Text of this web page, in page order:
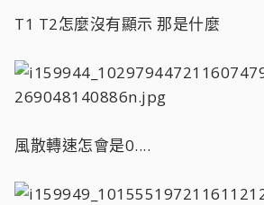
T1 T2怎麼沒有顯示 那是什麼
風散轉速怎會是0....